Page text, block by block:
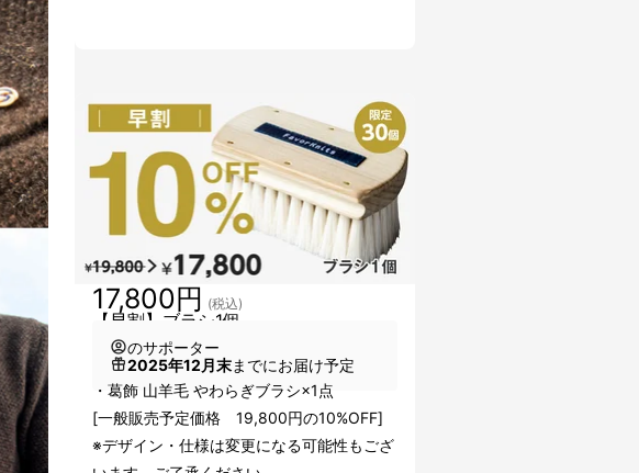
【早割】ブラシ1個
17,800円 (税込)
のサポーター
2025年12月末までにお届け予定
・葛飾 山羊毛 やわらぎブラシ×1点
[一般販売予定価格 19,800円の10%OFF]
※デザイン・仕様は変更になる可能性もござ